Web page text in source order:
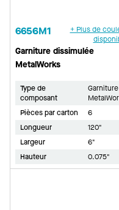
6656M1
+ Plus de
Garniture dissimulée
MetalWorks
Type de
composant
Garniture
Pièces par carton
6
Longueur
120"
Largeur
6"
Hauteur
0.075"